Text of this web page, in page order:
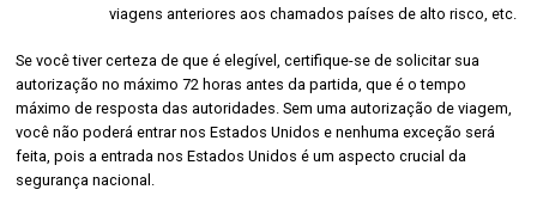
viagens anteriores aos chamados países de alto risco, etc.
Se você tiver certeza de que é elegível, certifique-se de solicitar sua
autorização no máximo 72 horas antes da partida, que é o tempo
máximo de resposta das autoridades. Sem uma autorização de viagem,
você não poderá entrar nos Estados Unidos e nenhuma exceção será
feita, pois a entrada nos Estados Unidos é um aspecto crucial da
segurança nacional.